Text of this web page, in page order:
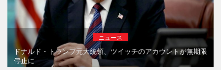
ニュース
ドナルド・トランプ元大統領、ツイッチのアカウントが無期限
停止に